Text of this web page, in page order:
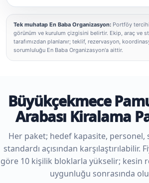
Tek muhatap En Baba Organizasyon: Portföy
görünüm ve kurulum çizgisini belirtir. Ekip, araç ve
tarafımızdan planlanır; teklif, rezervasyon,
sorumluluğu En Baba Organizasyon'a aittir.
Büyükçekmece
Arabası Kiralama
Her paket; hedef kapasite, personel,
standardı açısından karşılaştırılabilir.
göre 10 kişilik bloklarla yükselir; kesin
uygunluğu sonrasında